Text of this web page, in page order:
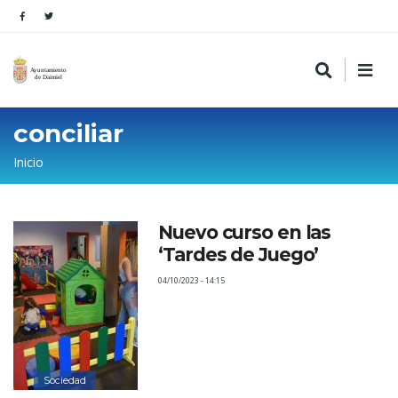
conciliar
Sobrescribir
enlaces
de
ayuda
a
la
navegación
Inicio
Sociedad
Nuevo curso en las
‘Tardes de Juego’
04/10/2023 - 14:15